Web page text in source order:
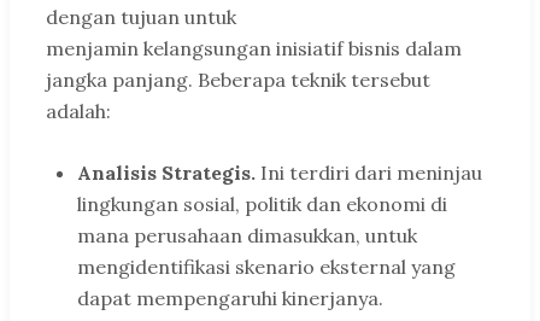
dengan tujuan untuk
menjamin kelangsungan inisiatif bisnis dalam
jangka panjang. Beberapa teknik tersebut
adalah:
Analisis Strategis. Ini terdiri dari meninjau
lingkungan sosial, politik dan ekonomi di
mana perusahaan dimasukkan, untuk
mengidentifikasi skenario eksternal yang
dapat mempengaruhi kinerjanya.